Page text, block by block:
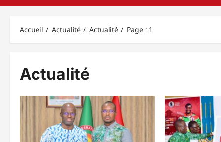
Accueil Actualité Actualité Page 11
Actualité